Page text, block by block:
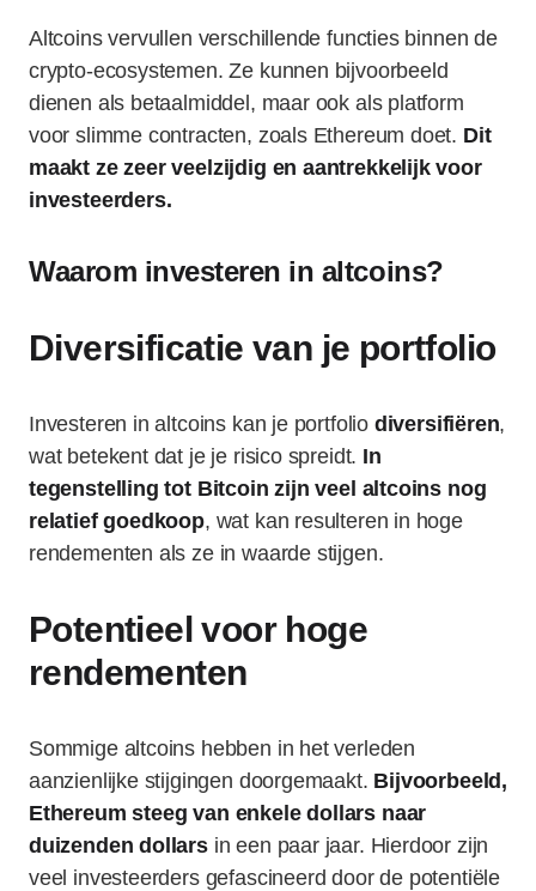
Altcoins vervullen verschillende functies binnen de
crypto-ecosystemen. Ze kunnen bijvoorbeeld
dienen als betaalmiddel, maar ook als platform
voor slimme contracten, zoals Ethereum doet. Dit
maakt ze zeer veelzijdig en aantrekkelijk voor
investeerders.
Waarom investeren in altcoins?
Diversificatie van je portfolio
Investeren in altcoins kan je portfolio diversifiëren,
wat betekent dat je je risico spreidt. In
tegenstelling tot Bitcoin zijn veel altcoins nog
relatief goedkoop, wat kan resulteren in hoge
rendementen als ze in waarde stijgen.
Potentieel voor hoge
rendementen
Sommige altcoins hebben in het verleden
aanzienlijke stijgingen doorgemaakt. Bijvoorbeeld,
Ethereum steeg van enkele dollars naar
duizenden dollarsin een paar jaar. Hierdoor zijn
veel investeerders gefascineerd door de potentiële